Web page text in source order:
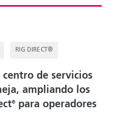
RIG DIRECT®
centro de servicios
ampliando los
®
para operadores